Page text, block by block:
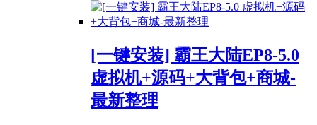
[一键安装] 霸王大陆EP8-5.0
虚拟机+源码+大背包+商城-
最新整理